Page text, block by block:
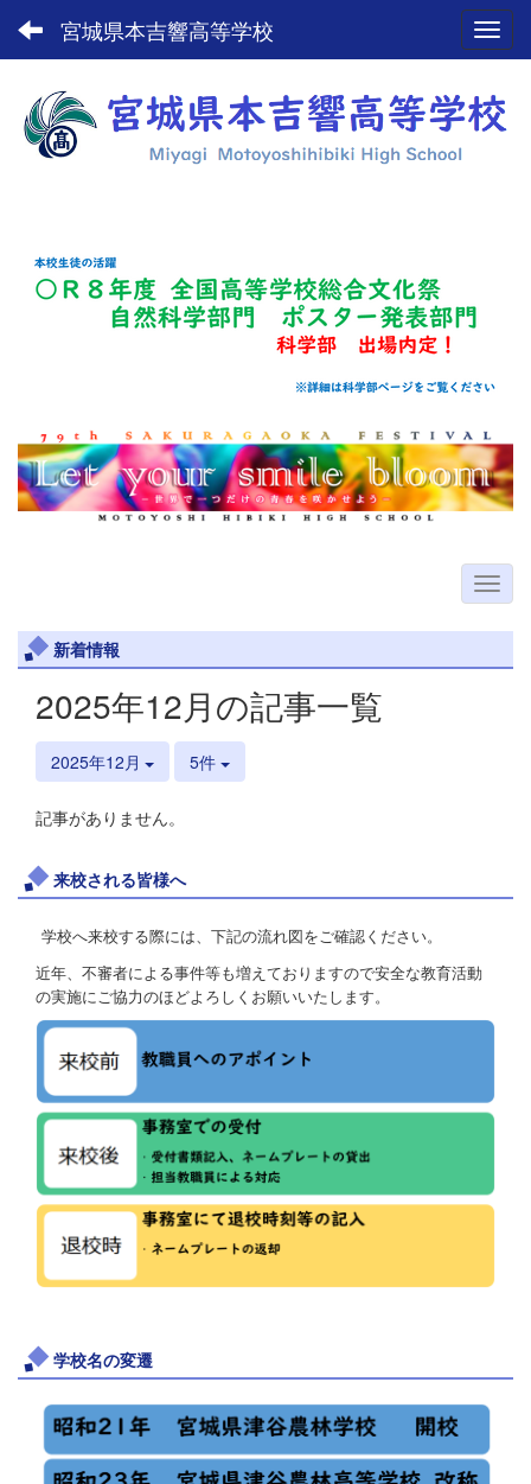
宮城県本吉響高等学校
新着情報
2025年12月の記事一覧
2025年12月 5件
記事がありません。
来校される皆様へ
学校へ来校する際には、下記の流れ図をご確認ください。
近年、不審者による事件等も増えておりますので安全な教育活動
の実施にご協力のほどよろしくお願いいたします。
学校名の変遷